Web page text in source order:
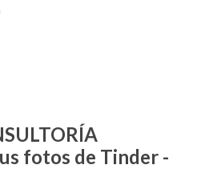
fotos de Tinder -